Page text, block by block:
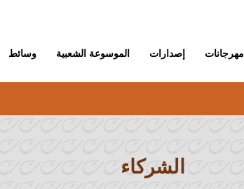
مهرجانات إصدارات الموسوعة الشعبية وسائط
الشركاء